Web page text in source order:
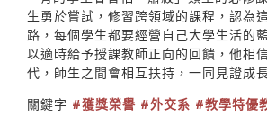
生勇於嘗試，修習跨領域的課程，認為
路，每個學生都要經營自己大學生活的
以適時給予授課教師正向的回饋，他相
代，師生之間會相互扶持，一同見證成
關鍵字 #獲獎榮譽 #外交系 #教學特優